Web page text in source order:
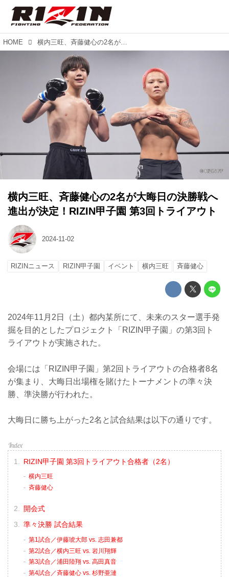
HOME 横内三旺、⻫藤健心の2名が大晦日の決勝戦へ進出が決定！RIZIN甲子園 第3回トライアウト
横内三旺、⻫藤健心の2名が大晦日の決勝戦へ
進出が決定！RIZIN甲子園 第3回トライアウト
2024-11-02
RIZINニュース RIZIN甲子園 イベント 横内三旺 ⻫藤健心
2024年11月2日（土）都内某所にて、未来のスター選手発
掘を目的としたプロジェクト「RIZIN甲子園」の第3回ト
ライアウトが実施された。
会場には「RIZIN甲子園」第2回トライアウトの合格者8名
が集まり、大晦日出場権を賭けたトーナメントの準々決
勝、準決勝が行われた。
大晦日に勝ち上がった2名と試合結果は以下の通りです。
RIZIN甲子園 第3回トライアウト合格者（2名）
横内三旺
⻫藤健心
開会式
準々決勝 試合結果
第1試合／伊藤琥大郎 vs. 志田兼都
第2試合／横内三旺 vs. 岩川翔輝
第3試合／浦田陸翔 vs. 高田真音
第4試合／⻫藤健心 vs. 杉野亜漣